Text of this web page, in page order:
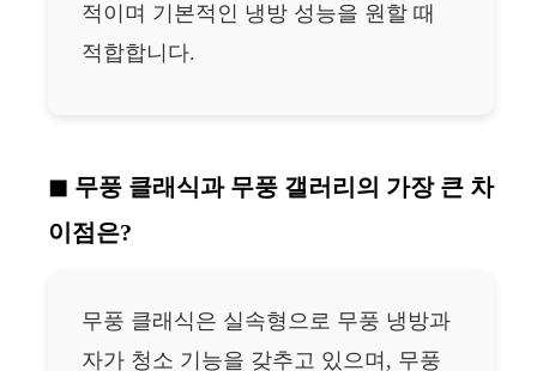
적이며 기본적인 냉방 성능을 원할 때
적합합니다.
무풍 클래식과 무풍 갤러리의 가장 큰 차
이점은?
무풍 클래식은 실속형으로 무풍 냉방과
자가 청소 기능을 갖추고 있으며, 무풍